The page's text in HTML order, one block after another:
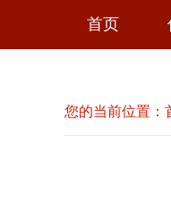
首页
您的当前位置：